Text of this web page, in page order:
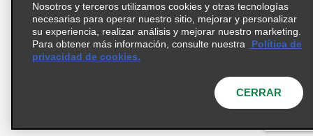
Términos de uso
Política de privacidad
Política de cookies
Información de Salud del Consumidor
© 2026 Enterprise Holdings, Inc. Todos los derechos
Nosotros y terceros utilizamos cookies y otras tecnologías
necesarias para operar nuestro sitio, mejorar y personalizar
su experiencia, realizar análisis y mejorar nuestro marketing.
Para obtener más información, consulte nuestra
Política de
privacidad de cookies.
CERRAR